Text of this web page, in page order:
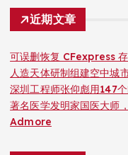
近期文章
可误删恢复 CFexpress
人造天体研制组建空中城
深圳工程师张仰彪用147
著名医学发明家国医大
Admore